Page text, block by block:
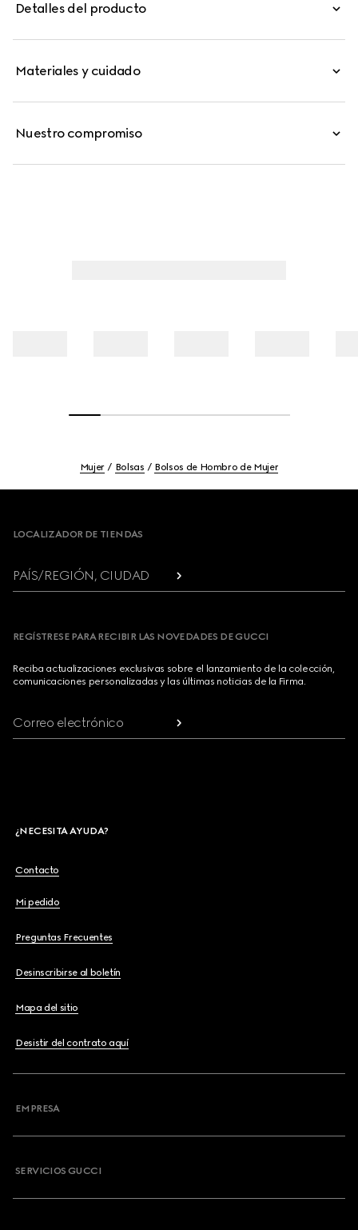
Detalles del producto
Materiales y cuidado
Nuestro compromiso
Mujer Bolsas Bolsos de Hombro de Mujer
LOCALIZADOR DE TIENDAS
PAÍS/REGIÓN, CIUDAD
REGÍSTRESE PARA RECIBIR LAS NOVEDADES DE GUCCI
Reciba actualizaciones exclusivas sobre el lanzamiento de la colección,
comunicaciones personalizadas y las últimas noticias de la Firma.
Correo electrónico
¿NECESITA AYUDA?
Contacto
Mi pedido
Preguntas Frecuentes
Desinscribirse al boletín
Mapa del sitio
Desistir del contrato aquí
EMPRESA
SERVICIOS GUCCI